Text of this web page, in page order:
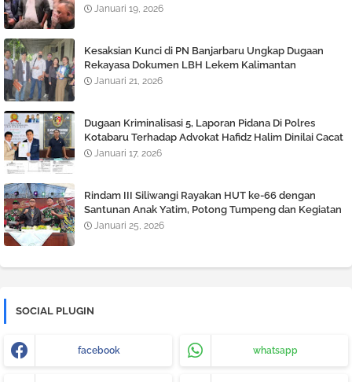
Angkat bicara Terkait Berlaku nya KUHP dan KUHAP
Januari 19, 2026
Kesaksian Kunci di PN Banjarbaru Ungkap Dugaan
Rekayasa Dokumen LBH Lekem Kalimantan
Januari 21, 2026
Dugaan Kriminalisasi 5, Laporan Pidana Di Polres
Kotabaru Terhadap Advokat Hafidz Halim Dinilai Cacat
Hukum
Januari 17, 2026
Rindam III Siliwangi Rayakan HUT ke-66 dengan
Santunan Anak Yatim, Potong Tumpeng dan Kegiatan
Tril Adventure
Januari 25, 2026
SOCIAL PLUGIN
facebook whatsapp